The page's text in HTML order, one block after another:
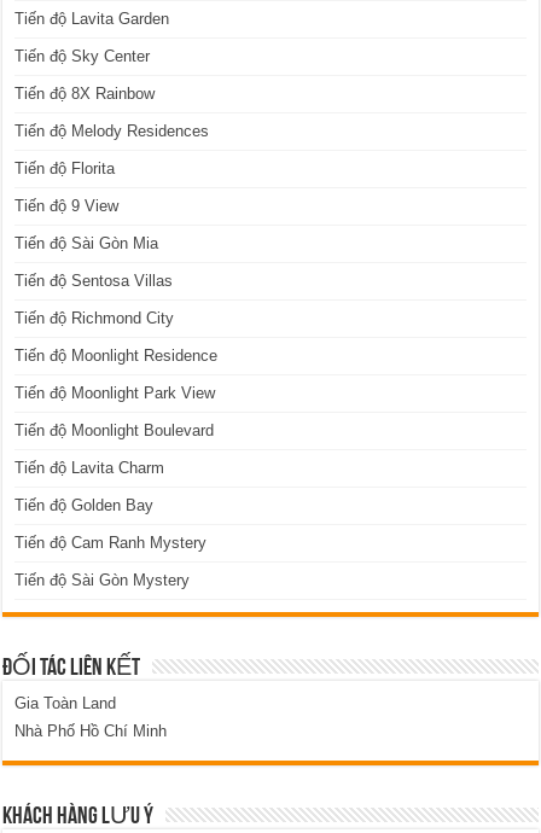
Tiến độ Lavita Garden
Tiến độ Sky Center
Tiến độ 8X Rainbow
Tiến độ Melody Residences
Tiến độ Florita
Tiến độ 9 View
Tiến độ Sài Gòn Mia
Tiến độ Sentosa Villas
Tiến độ Richmond City
Tiến độ Moonlight Residence
Tiến độ Moonlight Park View
Tiến độ Moonlight Boulevard
Tiến độ Lavita Charm
Tiến độ Golden Bay
Tiến độ Cam Ranh Mystery
Tiến độ Sài Gòn Mystery
ĐỐI TÁC LIÊN KẾT
Gia Toàn Land
Nhà Phố Hồ Chí Minh
KHÁCH HÀNG LƯU Ý